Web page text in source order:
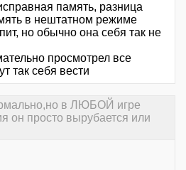
память, разница
в нештатном режиме
но обычно она себя так не
просмотрел все
так себя вести
в ЛЮБОЙ игре
он просто вырубается или